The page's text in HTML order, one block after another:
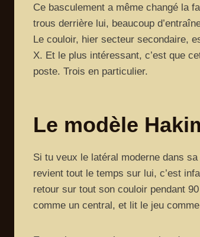
Ce basculement a même changé la
trous derrière lui, beaucoup
Le couloir, hier secteur secondaire,
X. Et le plus intéressant, c’est que
poste. Trois en particulier.
Le modèle
Si tu veux le latéral moderne dans
revient tout le temps sur lui, c’est
retour sur tout son couloir pendant
comme un central, et lit le jeu